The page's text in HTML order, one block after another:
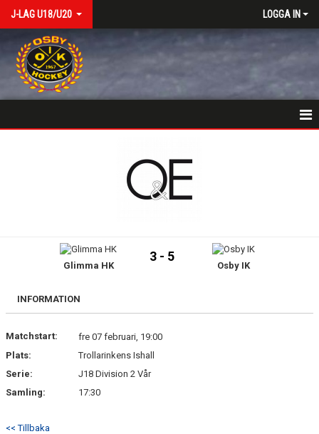
J-LAG U18/U20 LOGGA IN
BILDGALLERI
KONTAKT
Glimma HK
3 - 5
Osby IK
INFORMATION
Matchstart:
fre 07 februari, 19:00
Plats:
Trollarinkens Ishall
Serie:
J18 Division 2 Vår
Samling:
17:30
<< Tillbaka